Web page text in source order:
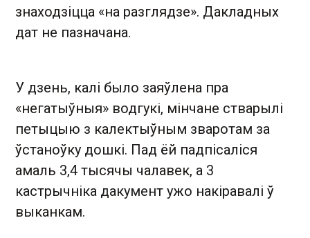
знаходзіцца «на разглядзе». Дакладных
дат не пазначана.
У дзень, калі было заяўлена пра
«негатыўныя» водгукі, мінчане стварылі
петыцыю з калектыўным зваротам за
ўстаноўку дошкі. Пад ёй падпісаліся
амаль 3,4 тысячы чалавек, а 3
кастрычніка дакумент ужо накіравалі ў
выканкам.